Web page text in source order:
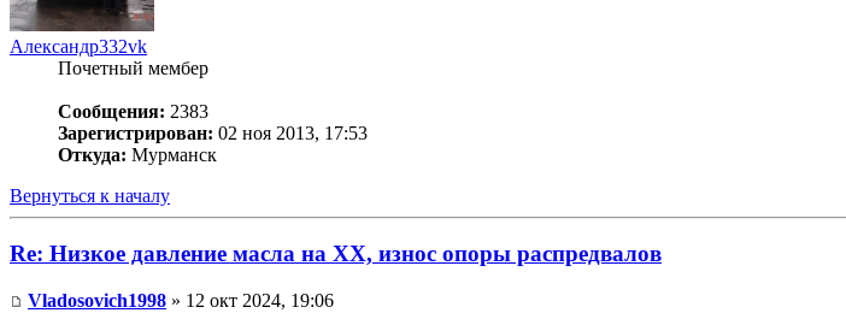
Александр332vk
Почетный мембер
Сообщения: 2383
Зарегистрирован: 02 ноя 2013, 17:53
Откуда: Мурманск
Вернуться к началу
Re: Низкое давление масла на ХХ, износ опоры распредвалов
Vladosovich1998 » 12 окт 2024, 19:06